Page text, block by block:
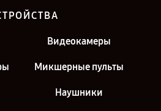
Видеокамеры
Микшерные пульты
Наушники